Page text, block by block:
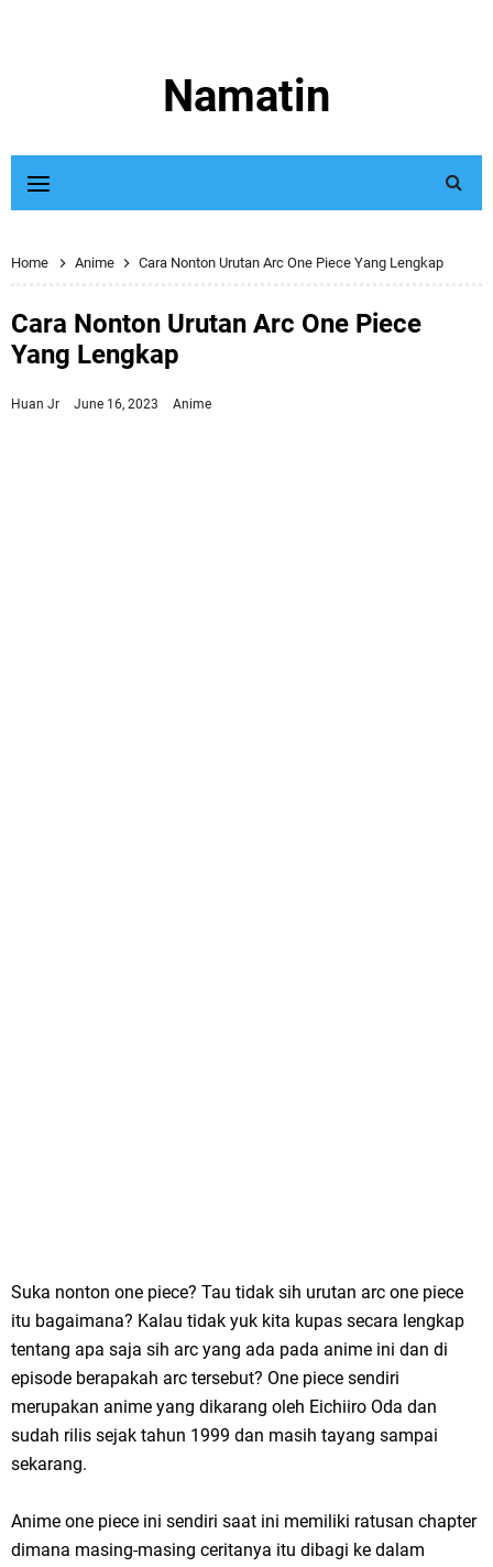
Namatin
Home Anime Cara Nonton Urutan Arc One Piece Yang Lengkap
Cara Nonton Urutan Arc One Piece
Yang Lengkap
Huan Jr June 16, 2023 Anime
Suka nonton one piece? Tau tidak sih urutan arc one piece
itu bagaimana? Kalau tidak yuk kita kupas secara lengkap
tentang apa saja sih arc yang ada pada anime ini dan di
episode berapakah arc tersebut? One piece sendiri
merupakan anime yang dikarang oleh Eichiiro Oda dan
sudah rilis sejak tahun 1999 dan masih tayang sampai
sekarang.
Anime one piece ini sendiri saat ini memiliki ratusan chapter
dimana masing-masing ceritanya itu dibagi ke dalam